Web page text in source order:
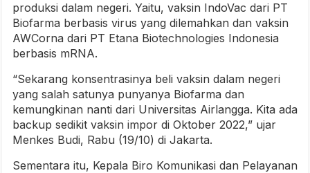
produksi dalam negeri. Yaitu, vaksin IndoVac dari PT
Biofarma berbasis virus yang dilemahkan dan vaksin
AWCorna dari PT Etana Biotechnologies Indonesia
berbasis mRNA.
“Sekarang konsentrasinya beli vaksin dalam negeri
yang salah satunya punyanya Biofarma dan
kemungkinan nanti dari Universitas Airlangga. Kita ada
backup sedikit vaksin impor di Oktober 2022,” ujar
Menkes Budi, Rabu (19/10) di Jakarta.
Sementara itu, Kepala Biro Komunikasi dan Pelayanan